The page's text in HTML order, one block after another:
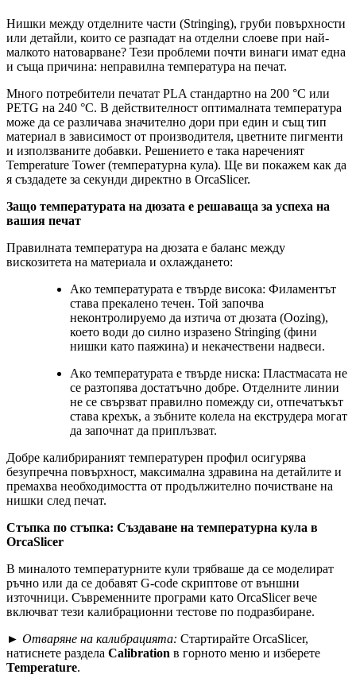
Нишки между отделните части (Stringing), груби повърхности
или детайли, които се разпадат на отделни слоеве при най-
малкото натоварване? Тези проблеми почти винаги имат една
и съща причина: неправилна температура на печат.
Много потребители печатат PLA стандартно на 200 °C или
PETG на 240 °C. В действителност оптималната температура
може да се различава значително дори при един и същ тип
материал в зависимост от производителя, цветните пигменти
и използваните добавки. Решението е така нареченият
Temperature Tower (температурна кула). Ще ви покажем как да
я създадете за секунди директно в OrcaSlicer.
Защо температурата на дюзата е решаваща за успеха на
вашия печат
Правилната температура на дюзата е баланс между
вискозитета на материала и охлаждането:
Ако температурата е твърде висока: Филаментът
става прекалено течен. Той започва
неконтролируемо да изтича от дюзата (Oozing),
което води до силно изразено Stringing (фини
нишки като паяжина) и некачествени надвеси.
Ако температурата е твърде ниска: Пластмасата не
се разтопява достатъчно добре. Отделните линии
не се свързват правилно помежду си, отпечатъкът
става крехък, а зъбните колела на екструдера могат
да започнат да приплъзват.
Добре калибрираният температурен профил осигурява
безупречна повърхност, максимална здравина на детайлите и
премахва необходимостта от продължително почистване на
нишки след печат.
Стъпка по стъпка: Създаване на температурна кула в
OrcaSlicer
В миналото температурните кули трябваше да се моделират
ръчно или да се добавят G-code скриптове от външни
източници. Съвременните програми като OrcaSlicer вече
включват тези калибрационни тестове по подразбиране.
► Отваряне на калибрацията: Стартирайте OrcaSlicer,
натиснете раздела Calibration в горното меню и изберете
Temperature.